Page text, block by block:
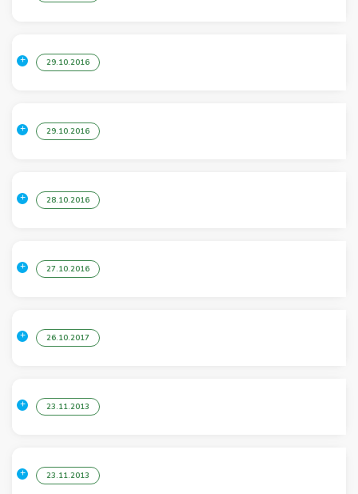
29.10.2016
29.10.2016
28.10.2016
27.10.2016
26.10.2017
23.11.2013
23.11.2013